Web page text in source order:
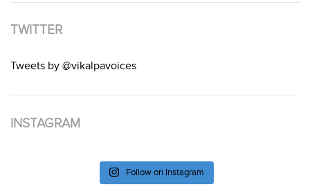
TWITTER
Tweets by @vikalpavoices
INSTAGRAM
Follow on Instagram